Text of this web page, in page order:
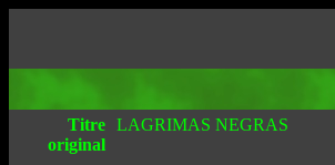
Titre
original
LAGRIMAS NEGRAS